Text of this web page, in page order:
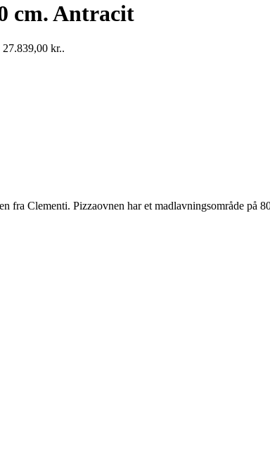
cm. Antracit
kr..
fra Clementi. Pizzaovnen har et madlavningsområde på